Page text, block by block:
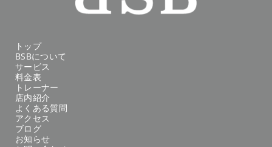
トップ
BSBについて
サービス
料金表
トレーナー
店内紹介
よくある質問
アクセス
ブログ
お知らせ